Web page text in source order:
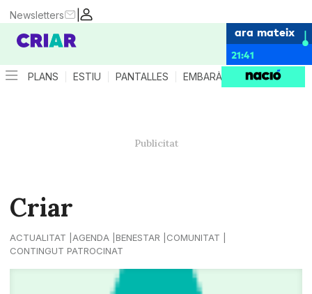
|
Newsletters
ara mateix
21:41
PLANS ESTIU PANTALLES EMBARÀS CRIANÇA
Criar
ACTUALITAT AGENDA BENESTAR
COMUNITAT
CONTINGUT PATROCINAT